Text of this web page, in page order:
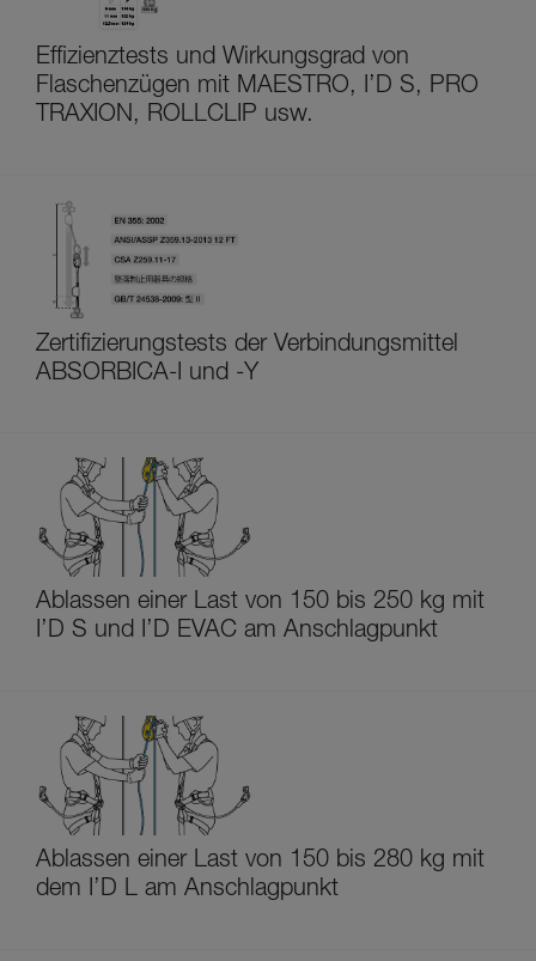
Effizienztests und Wirkungsgrad von
Flaschenzügen mit MAESTRO, I’D S, PRO
TRAXION, ROLLCLIP usw.
Zertifizierungstests der Verbindungsmittel
ABSORBICA-I und -Y
Ablassen einer Last von 150 bis 250 kg mit
I’D S und I’D EVAC am Anschlagpunkt
Ablassen einer Last von 150 bis 280 kg mit
dem I’D L am Anschlagpunkt